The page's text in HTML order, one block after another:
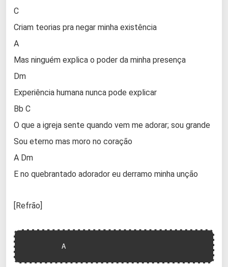
C
Criam teorias pra negar minha existência
A
Mas ninguém explica o poder da minha presença
Dm
Experiência humana nunca pode explicar
Bb C
O que a igreja sente quando vem me adorar; sou grande
Sou eterno mas moro no coração
A Dm
E no quebrantado adorador eu derramo minha unção
[Refrão]
         A